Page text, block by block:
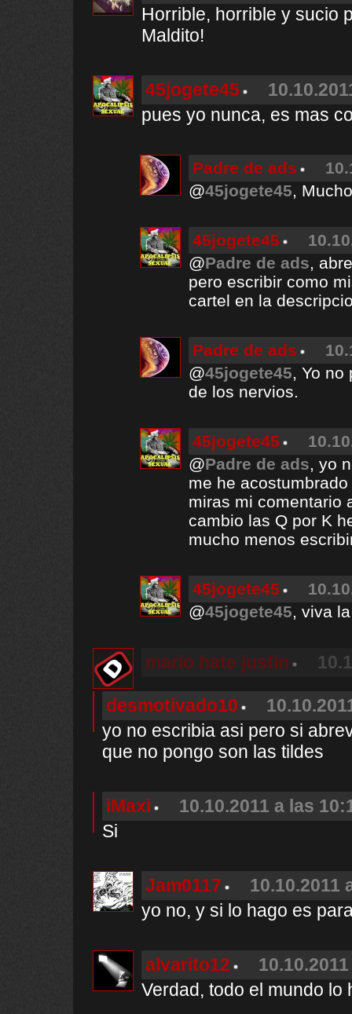
Horrible, horrible y sucio
Maldito!
45jogete45
pues yo nunca, es mas
Padre de ads
@45jogete45,
45jogete45
@Padre de ads,
pero escribir como
cartel en la
Padre de ads
@45jogete45, Yo no
de los nervios.
45jogete45
@Padre de ads, yo
me he
miras mi comentario
cambio las Q por K
mucho menos
45jogete45
@45jogete45, viva
mario hate justin
desmotivado10
yo no escribia asi pero si
que no pongo son las tildes
iMaxi
10.10.2011 a las
Si
Jam0117
10.10.2011
yo no, y si lo hago es
alvarito12
Verdad, todo el mundo lo